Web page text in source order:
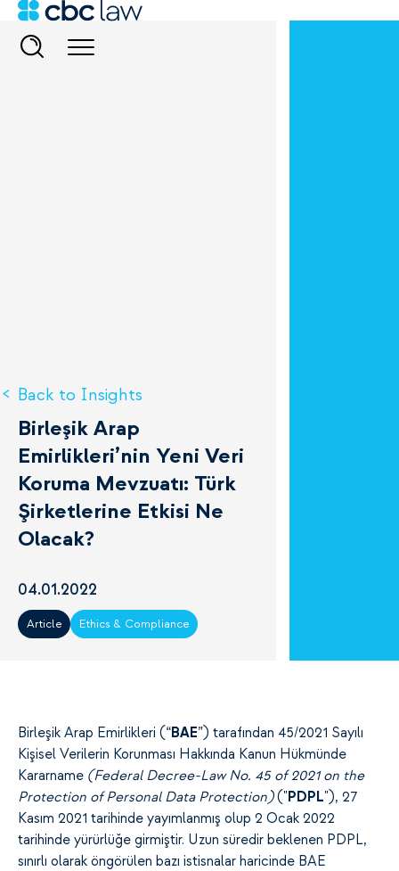
Back to Insights
Birleşik Arap
Emirlikleri’nin Yeni Veri
Koruma Mevzuatı: Türk
Şirketlerine Etkisi Ne
Olacak?
04.01.2022
Article Ethics & Compliance
Birleşik Arap Emirlikleri (“BAE”) tarafından 45/2021 Sayılı
Kişisel Verilerin Korunması Hakkında Kanun Hükmünde
Kararname (Federal Decree-Law No. 45 of 2021 on the
Protection of Personal Data Protection)("PDPL"), 27
Kasım 2021 tarihinde yayımlanmış olup 2 Ocak 2022
tarihinde yürürlüğe girmiştir. Uzun süredir beklenen PDPL,
sınırlı olarak öngörülen bazı istisnalar haricinde BAE